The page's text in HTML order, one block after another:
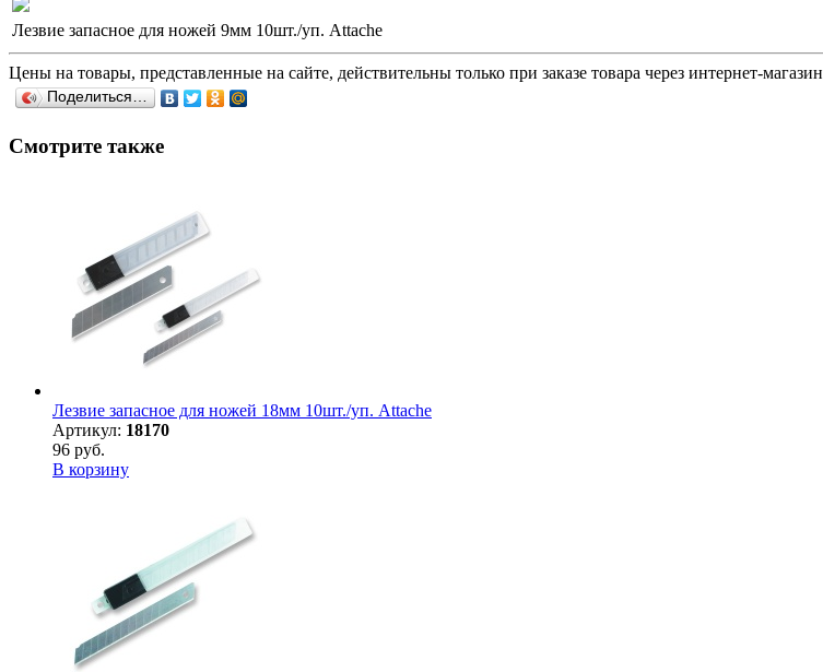
Лезвие запасное для ножей 9мм 10шт./уп. Attache
Цены на товары, представленные на сайте, действительны только при заказе товара через интернет-магазин
Поделиться…
Смотрите также
Лезвие запасное для ножей 18мм 10шт./уп. Attache
Артикул: 18170
96 руб.
В корзину